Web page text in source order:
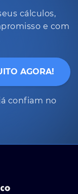
cálculos,
e com
AGORA!
confiam no